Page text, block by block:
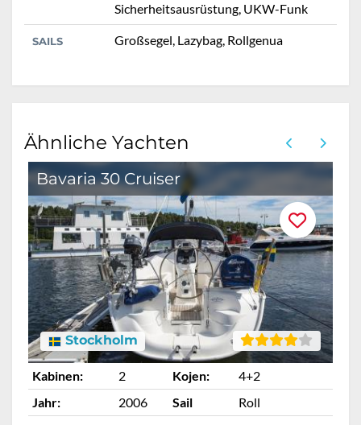
Sicherheitsausrüstung, UKW-Funk
SAILS Großsegel, Lazybag, Rollgenua
Ähnliche Yachten
Bavaria 30 Cruiser
Stockholm
Kabinen: 2 Kojen:
4+2
Jahr:
2006 Sail
Roll